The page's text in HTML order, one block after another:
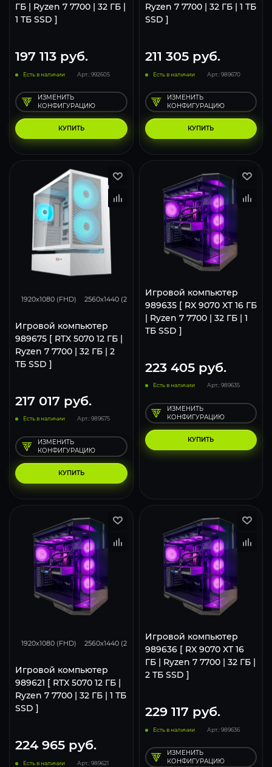
ГБ | Ryzen 7 7700 | 32 ГБ |
1 ТБ SSD ]
197 113 руб.
Есть в наличии Арт.: 992605
КУПИТЬ
ИЗМЕНИТЬ
КОНФИГУРАЦИЮ
Ryzen 7 7700 | 32 ГБ | 1 ТБ
SSD ]
211 305руб.
Есть в наличии Арт.: 989670
КУПИТЬ
ИЗМЕНИТЬ
КОНФИГУРАЦИЮ
1920x1080 (FHD) 2560x1440 (2K) 3840x2160 (4K)
Игровой компьютер
989675 [ RTX 5070 12 ГБ |
Ryzen 7 7700 | 32 ГБ | 2
ТБ SSD ]
217 017 руб.
Есть в наличии Арт.: 989675
КУПИТЬ
ИЗМЕНИТЬ
КОНФИГУРАЦИЮ
Игровой компьютер
989635 [ RX 9070 XT 16 ГБ
| Ryzen 7 7700 | 32 ГБ | 1
ТБ SSD ]
223 405руб.
Есть в наличии Арт.: 989635
КУПИТЬ
ИЗМЕНИТЬ
КОНФИГУРАЦИЮ
1920x1080 (FHD) 2560x1440 (2K) 3840x2160 (4K)
Игровой компьютер
989621 [ RTX 5070 12 ГБ |
Ryzen 7 7700 | 32 ГБ | 1 ТБ
SSD ]
224 965 руб.
Есть в наличии Арт.: 989621
Игровой компьютер
989636 [ RX 9070 XT 16
ГБ | Ryzen 7 7700 | 32 ГБ |
2 ТБ SSD ]
229 117 руб.
Есть в наличии Арт.: 989636
ИЗМЕНИТЬ
КОНФИГУРАЦИЮ